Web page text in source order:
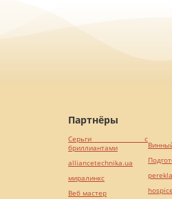
Партнёры
Серьги с
бриллиантами
alliancetechnika.ua
миралинкс
Веб мастер